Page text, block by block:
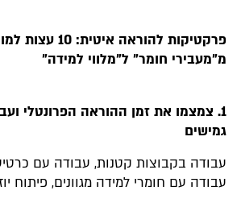
פרקטיקות להוראה
מ"מעבירי חומר" ל"מלווי למידה"
1. צמצמו את זמן ההוראה הפרונטלי
גמישים
עבודה בקבוצות קטנות, עבודה עם
עבודה עם חומרי למידה מגוונים, פיתוח